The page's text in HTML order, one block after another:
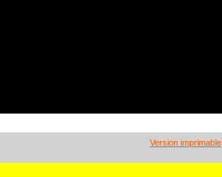
Version imprimable